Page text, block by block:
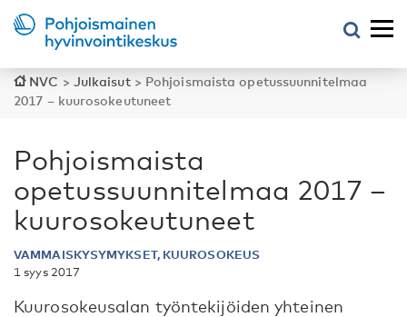
NVC > Julkaisut> Pohjoismaista opetussuunnitelmaa
2017 – kuurosokeutuneet
Pohjoismaista
opetussuunnitelmaa 2017 –
kuurosokeutuneet
VAMMAISKYSYMYKSET, KUUROSOKEUS
1 syys 2017
Kuurosokeusalan työntekijöiden yhteinen